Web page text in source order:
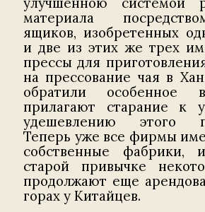
материала
ящиков, изобретенных
и две из этих же трех
прессы для
на прессование чая в
обратили особенное
прилагают старание к
удешевлению этого
Теперь уже все фирмы
собственные фабрики,
старой привычке
продолжают еще
горах у Китайцев.